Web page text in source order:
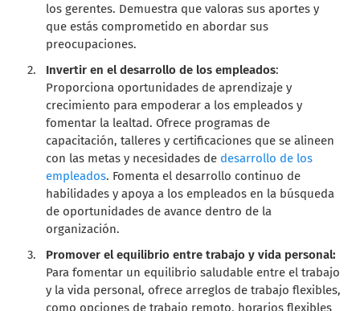
los gerentes. Demuestra que valoras sus aportes y
que estás comprometido en abordar sus
preocupaciones.
Invertir en el desarrollo de los empleados:
Proporciona oportunidades de aprendizaje y
crecimiento para empoderar a los empleados y
fomentar la lealtad. Ofrece programas de
capacitación, talleres y certificaciones que se alineen
con las metas y necesidades de desarrollo de los
empleados. Fomenta el desarrollo continuo de
habilidades y apoya a los empleados en la búsqueda
de oportunidades de avance dentro de la
organización.
Promover el equilibrio entre trabajo y vida personal:
Para fomentar un equilibrio saludable entre el trabajo
y la vida personal, ofrece arreglos de trabajo flexibles,
como opciones de trabajo remoto, horarios flexibles